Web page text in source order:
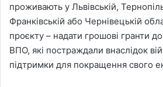
проживають у Львівській,
Франківській або Чернівецькій
проєкту – надати грошові гранти
ВПО, які постраждали внаслідок
підтримки для покращення свого